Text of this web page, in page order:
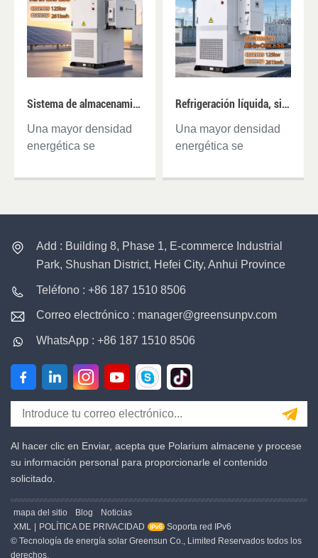
Sistema de almacenamiento de energía de batería (BESS) todo en uno para exteriores Solis de 125 kW y 261 kWh con refrigeración líquida.
Una mayor densidad
energética se
Tecnología LFPDiseño
máximo de 10
paralelo. Monitorización
en tiempo real de la
carga de la batería y
actualizaciones del
sistema en línea y
mantenimiento Batería
de fosfato de hierro y
litio (LFP), El paquete
de baterías y el
sistema adoptan una
incendios en aerosol
Refrigeración líquida, sistema de almacenamiento de energía de batería (BESS) todo en uno para exteriores, inversor híbrido de 125 kW, sistema de almacenamiento de energía de batería de 261 kWh.
Una mayor densidad
energética se
Tecnología LFPDiseño
máximo de 10
paralelo. Monitorización
en tiempo real de la
actualizaciones del
sistema en línea y
de fosfato de hierro y
litio (LFP), El paquete
de baterías y el
sistema adoptan una
incendios en aerosol
Add : Building 8, Phase 1, E-commerce Industrial
Park, Shushan District, Hefei City, Anhui Province
Teléfono : +86 187 1510 8506
Correo electrónico : manager@greensunpv.com
WhatsApp : +86 187 1510 8506
Al hacer clic en Enviar, acepta que Polarium almacene y procese
su información personal para proporcionarle el contenido
solicitado.
mapa del sitio Blog
Noticias
XML
POLÍTICA DE PRIVACIDAD
Soporta red IPv6
© Tecnología de energía solar Greensun Co., Limited Reservados todos los
derechos.